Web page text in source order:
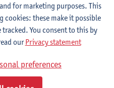
for marketing purposes. This
cookies: these make it possible
You consent to this by
ourPrivacy statement
preferences